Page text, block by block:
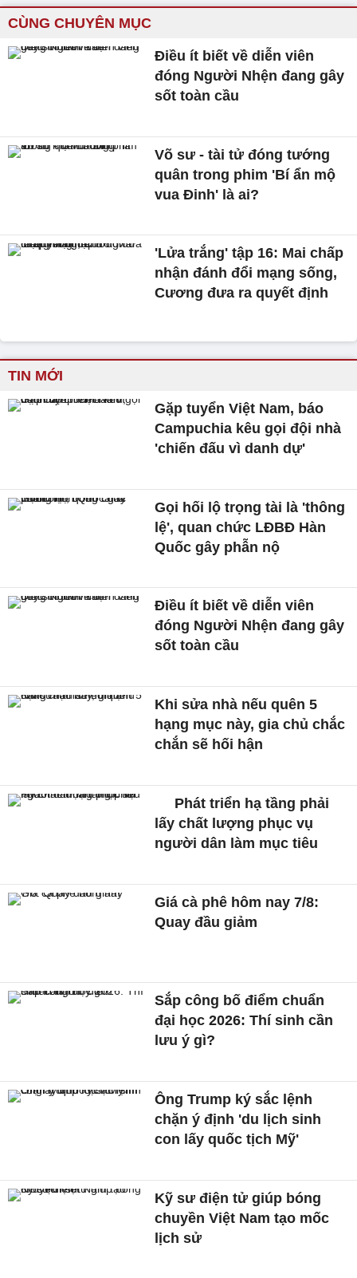
CÙNG CHUYÊN MỤC
Điều ít biết về diễn viên
đóng Người Nhện đang gây
sốt toàn cầu
Võ sư - tài tử đóng tướng
quân trong phim 'Bí ẩn mộ
vua Đinh' là ai?
'Lửa trắng' tập 16: Mai chấp
nhận đánh đổi mạng sống,
Cương đưa ra quyết định
TIN MỚI
Gặp tuyển Việt Nam, báo
Campuchia kêu gọi đội nhà
'chiến đấu vì danh dự'
Gọi hối lộ trọng tài là 'thông
lệ', quan chức LĐBĐ Hàn
Quốc gây phẫn nộ
Điều ít biết về diễn viên
đóng Người Nhện đang gây
sốt toàn cầu
Khi sửa nhà nếu quên 5
hạng mục này, gia chủ chắc
chắn sẽ hối hận
Phát triển hạ tầng phải
lấy chất lượng phục vụ
người dân làm mục tiêu
Giá cà phê hôm nay 7/8:
Quay đầu giảm
Sắp công bố điểm chuẩn
đại học 2026: Thí sinh cần
lưu ý gì?
Ông Trump ký sắc lệnh
chặn ý định 'du lịch sinh
con lấy quốc tịch Mỹ'
Kỹ sư điện tử giúp bóng
chuyền Việt Nam tạo mốc
lịch sử